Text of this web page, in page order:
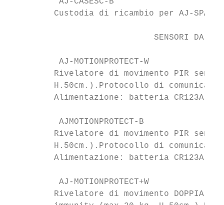
Custodia di ricambio per AJ-
SENSORI DA
AJ-MOTIONPROTECT-W
Rivelatore di movimento PIR
H.50cm.).Protocollo di
Alimentazione: batteria CR123A
AJMOTIONPROTECT-B
Rivelatore di movimento PIR
H.50cm.).Protocollo di
Alimentazione: batteria CR123A
AJ-MOTIONPROTECT+W
Rivelatore di movimento DOPPIA